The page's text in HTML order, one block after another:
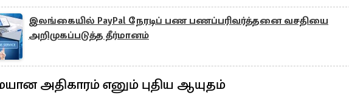
இலங்கையில் PayPal நேரடிப் பண பணப்பரிவர்த்தனை வசதியை
அறிமுகப்படுத்த தீர்மானம்
அதிகாரம் எனும் புதிய ஆயுதம்